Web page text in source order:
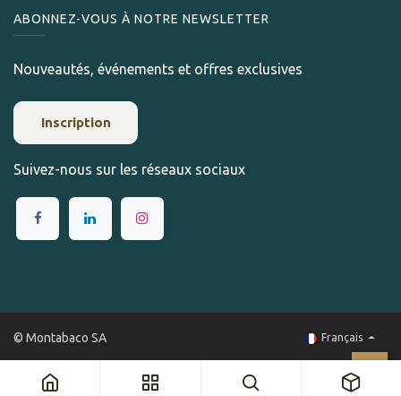
ABONNEZ-VOUS À NOTRE NEWSLETTER
Nouveautés, événements et offres exclusives
Inscription
Suivez-nous sur les réseaux sociaux
© Montabaco SA Français